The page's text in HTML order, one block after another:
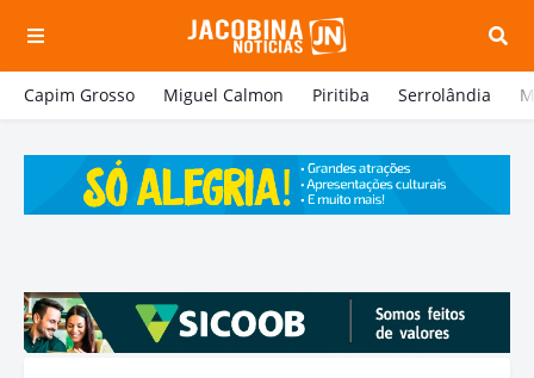
Capim Grosso Miguel Calmon Piritiba Serrolândia